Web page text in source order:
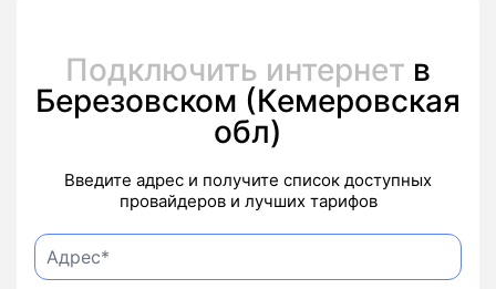
Подключить интернет в
Березовском (Кемеровская
обл)
Введите адрес и получите список доступных
провайдеров и лучших тарифов